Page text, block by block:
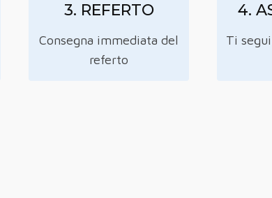
3. REFERTO
Consegna immediata del
referto
4.
Ti